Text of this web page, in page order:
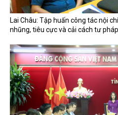
Lai Châu: Tập huấn công tác nội
nhũng, tiêu cực và cải cách tư pháp